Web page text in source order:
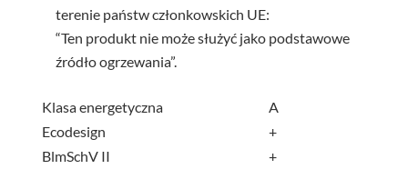
terenie państw członkowskich UE:
“Ten produkt nie może służyć jako podstawowe
źródło ogrzewania”.
Klasa energetyczna
A
Ecodesign
+
BlmSchV II
+